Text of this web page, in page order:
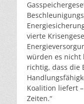
vierte
würden es nicht
richtig, dass die
Koalition liefert
Zeiten.“